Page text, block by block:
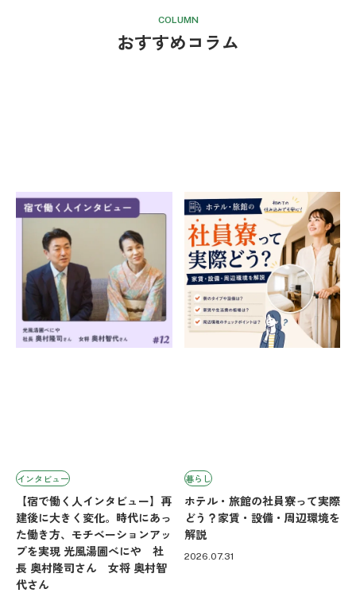
COLUMN
おすすめコラム
インタビュー
【宿で働く人インタビュー】再
建後に大きく変化。時代にあっ
た働き方、モチベーションアッ
プを実現 光風湯圃べにや 社
長 奥村隆司さん 女将 奥村智
代さん
暮らし
ホテル・旅館の社員寮って実際
どう？家賃・設備・周辺環境を
解説
2026.07.31